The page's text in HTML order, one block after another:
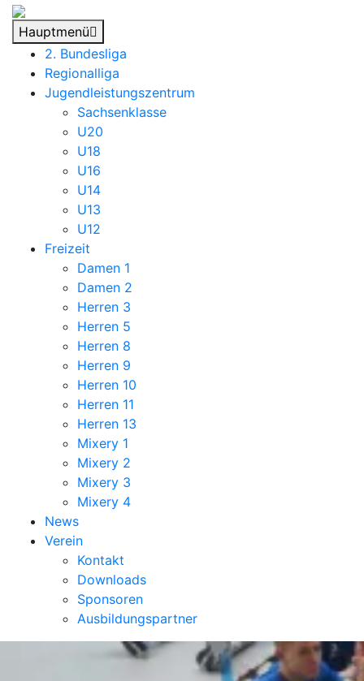
Hauptmenü
2. Bundesliga
Regionalliga
Jugendleistungszentrum
Sachsenklasse
U20
U18
U16
U14
U13
U12
Freizeit
Damen 1
Damen 2
Herren 3
Herren 5
Herren 8
Herren 9
Herren 10
Herren 11
Herren 13
Mixery 1
Mixery 2
Mixery 3
Mixery 4
News
Verein
Kontakt
Downloads
Sponsoren
Ausbildungspartner